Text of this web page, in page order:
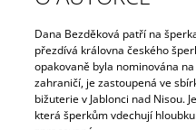
Dana Bezděková patří na
přezdívá královna českého
opakovaně byla nominována
zahraničí, je zastoupená ve
bižuterie v Jablonci nad Nisou.
která šperkům vdechují